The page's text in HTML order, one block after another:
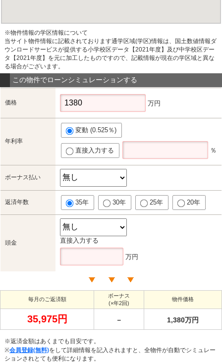
※物件情報の学区情報について
当サイト物件情報に記載されております通学区域(学区)情報は、国土数値情報ダ
ウンロードサービスが提供する小学校区データ【2021年度】及び中学校区デー
タ【2021年度】を元に加工したものですので、記載情報が現在の学区域と異な
る場合がございます。
この物件でローンシミュレーションする
価格 万円
年利率
変動 (0.525％)
直接入力する ％
ボーナス払い
返済年数 35年 30年 25年 20年
頭金 直接入力する
万円
毎月のご返済額
ボーナス
(×年2回)
物件価格
35,975円 － 1,380万円
※返済金額はあくまでも目安です。
※会員登録(無料)をして詳細情報を記入されますと、全物件が自動でシミュレー
ションされとても便利になります。